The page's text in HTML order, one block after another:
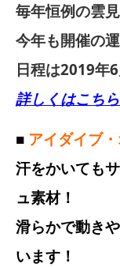
毎年恒例の雲見
今年も開催の
日程は2019年6
詳しくはこち
■ アイダイブ
汗をかいても
ュ素材！
滑らかで動き
います！